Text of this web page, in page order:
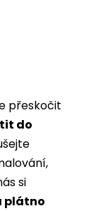
přeskočit
do
si
plátno